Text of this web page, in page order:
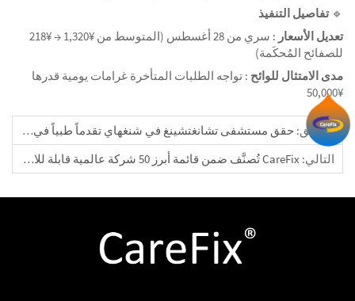
🔹تفاصيل التنفيذ
تعديل الأسعار
: سري من 28 أغسطس (المتوسط من ¥1,320 → ¥218
للصفائح المُحكَمة)
مدى الامتثال للوائح : تواجه الطلبات المتأخرة غرامات يومية قدرها
¥50,000
السابق: ‌حقق مستشفى تشانغتشينغ في شنغهاي تقدماً طبياً في علاج انزياح نادر في الفقرات العنقية
التالي: